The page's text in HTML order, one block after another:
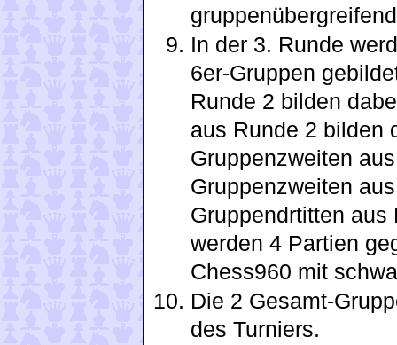
In der 3. Runde
6er-Gruppen
Runde 2 bilden
aus Runde 2 bilden
Gruppenzweiten
Gruppenzweiten
Gruppendrtitten
werden 4 Partien
Chess960 mit
Die 2 Gesamt-
des Turniers.